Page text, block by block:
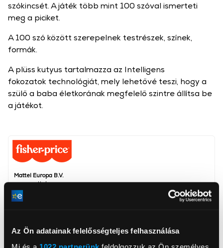
Az Ön adatainak felelősségteljes felhasználása
Mattel Europa B.V.
www.mattel.com
NAMISCS@mattel.com
1186MJ, Amstelveen, Gondel 1
Korosztály
0+ év
Nem
lányoknak
szókincsét. A játék több mint 100 szóval ismerteti
meg a piciket.
A 100 szó között szerepelnek testrészek, színek,
formák.
A plüss kutyus tartalmazza az Intelligens
fokozatok technológiát, mely lehetővé teszi, hogy a
szülő a baba életkorának megfelelő szintre állítsa be
a játékot.